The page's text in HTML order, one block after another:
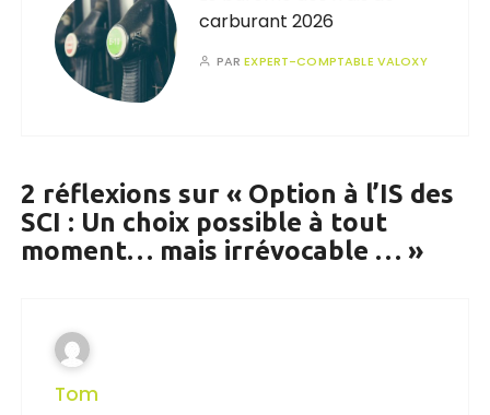
carburant 2026
PAREXPERT-COMPTABLE VALOXY
2 réflexions sur « Option à l’IS des
SCI : Un choix possible à tout
moment… mais irrévocable … »
Tom